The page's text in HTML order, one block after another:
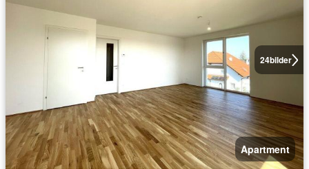
24bilder
Apartment